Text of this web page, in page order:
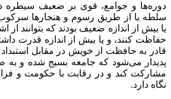
دوره‌ها و جوامع، قوی بر ضعیف سیطره
سلطه یا از طریق رسوم و هنجارها
یا بیش از اندازه ضعیف بودند که بتوانند
حفاظت کنند، و یا بیش از اندازه قدرت
قادر به حافظت از خویش در مقابل استبداد
پدیدار می‌شود که جامعه بسیج شده و
مشارکت کند و در رقابت با حکومت و
نگاه دارد.